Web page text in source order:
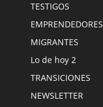
TESTIGOS
EMPRENDEDORES
MIGRANTES
Lo de hoy 2
TRANSICIONES
NEWSLETTER